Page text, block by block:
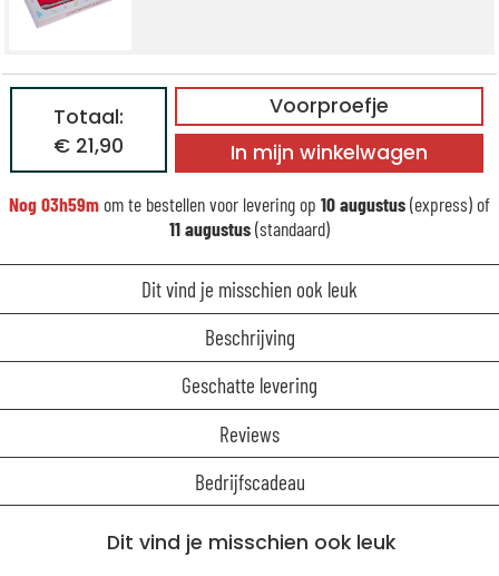
Voorproefje
Totaal:
€ 21,90
In mijn winkelwagen
Nog03h59mom te bestellen voor levering op 10 augustus(express) of
11 augustus(standaard)
Dit vind je misschien ook leuk
Beschrijving
Geschatte levering
Reviews
Bedrijfscadeau
Dit vind je misschien ook leuk